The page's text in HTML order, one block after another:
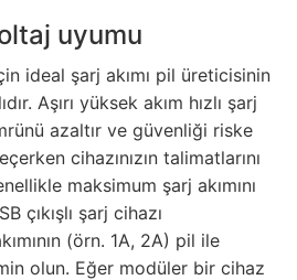
uyumu
ideal şarj akımı pil üreticisinin
Aşırı yüksek akım hızlı şarj
azaltır ve güvenliği riske
cihazınızın talimatlarını
maksimum şarj akımını
çıkışlı şarj cihazı
(örn. 1A, 2A) pil ile
olun. Eğer modüler bir cihaz